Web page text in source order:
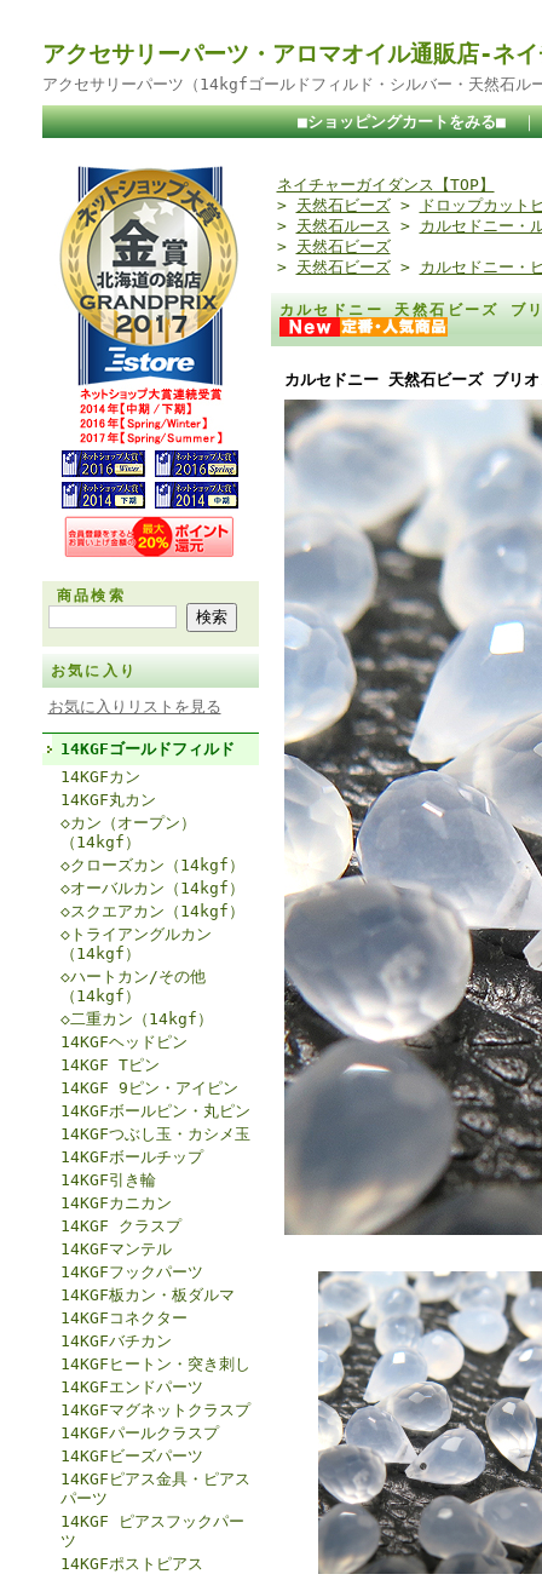
アクセサリーパーツ・アロマオイル通販店-ネ
アクセサリーパーツ（14kgfゴールドフィルド・シルバー・天然石ル
■ショッピングカートをみる■
商品検索
お気に入り
お気に入りリストを見る
14KGFゴールドフィルド
14KGFカン
14KGF丸カン
◇カン（オープン）
（14kgf）
◇クローズカン（14kgf）
◇オーバルカン（14kgf）
◇スクエアカン（14kgf）
◇トライアングルカン
（14kgf）
◇ハートカン/その他
（14kgf）
◇二重カン（14kgf）
14KGFヘッドピン
14KGF Tピン
14KGF 9ピン・アイピン
14KGFボールピン・丸ピン
14KGFつぶし玉・カシメ玉
14KGFボールチップ
14KGF引き輪
14KGFカニカン
14KGF クラスプ
14KGFマンテル
14KGFフックパーツ
14KGF板カン・板ダルマ
14KGFコネクター
14KGFバチカン
14KGFヒートン・突き刺し
14KGFエンドパーツ
14KGFマグネットクラスプ
14KGFパールクラスプ
14KGFビーズパーツ
14KGFピアス金具・ピアス
パーツ
14KGF ピアスフックパー
ツ
14KGFポストピアス
ネイチャーガイダンス【TOP】
> 天然石ビーズ>
ドロップカット
> 天然石ルース > カルセドニー・
> 天然石ビーズ
> 天然石ビーズ> カルセドニー・
カルセドニー 天然石ビーズ ブ
カルセドニー 天然石ビーズ ブリ